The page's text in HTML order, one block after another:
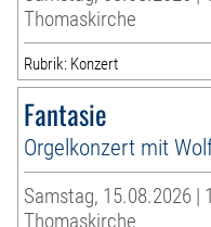
Thomaskirche
Rubrik: Konzert
Fantasie
Orgelkonzert mit
Samstag, 15.08.2026 |
Thomaskirche